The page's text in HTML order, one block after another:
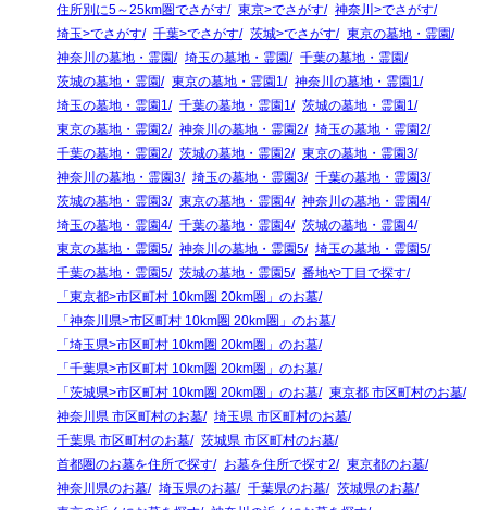
住所別に5～25km圏でさがす
東京>でさがす
神奈川>でさがす
埼玉>でさがす
千葉>でさがす 茨城>でさがす
東京の墓地・霊園
神奈川の墓地・霊園
埼玉の墓地・霊園
千葉の墓地・霊園
茨城の墓地・霊園
東京の墓地・霊園1
神奈川の墓地・霊園1
埼玉の墓地・霊園1
千葉の墓地・霊園1
茨城の墓地・霊園1
東京の墓地・霊園2
神奈川の墓地・霊園2
埼玉の墓地・霊園2
千葉の墓地・霊園2
茨城の墓地・霊園2
東京の墓地・霊園3
神奈川の墓地・霊園3
埼玉の墓地・霊園3
千葉の墓地・霊園3
茨城の墓地・霊園3
東京の墓地・霊園4
神奈川の墓地・霊園4
埼玉の墓地・霊園4
千葉の墓地・霊園4
茨城の墓地・霊園4
東京の墓地・霊園5
神奈川の墓地・霊園5
埼玉の墓地・霊園5
千葉の墓地・霊園5
茨城の墓地・霊園5
番地や丁目で探す
「東京都>市区町村 10km圏 20km圏」のお墓
「神奈川県>市区町村 10km圏 20km圏」のお墓
「埼玉県>市区町村 10km圏 20km圏」のお墓
「千葉県>市区町村 10km圏 20km圏」のお墓
「茨城県>市区町村 10km圏 20km圏」のお墓
東京都 市区町村のお墓
神奈川県 市区町村のお墓
埼玉県 市区町村のお墓
千葉県 市区町村のお墓
茨城県 市区町村のお墓
首都圏のお墓を住所で探す
お墓を住所で探す2
東京都のお墓
神奈川県のお墓
埼玉県のお墓 千葉県のお墓
茨城県のお墓